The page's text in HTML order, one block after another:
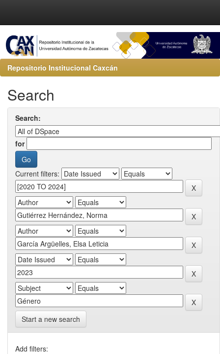
Repositorio Institucional Caxcán
Search
Search:
for
Current filters:
Start a new search
Add filters: